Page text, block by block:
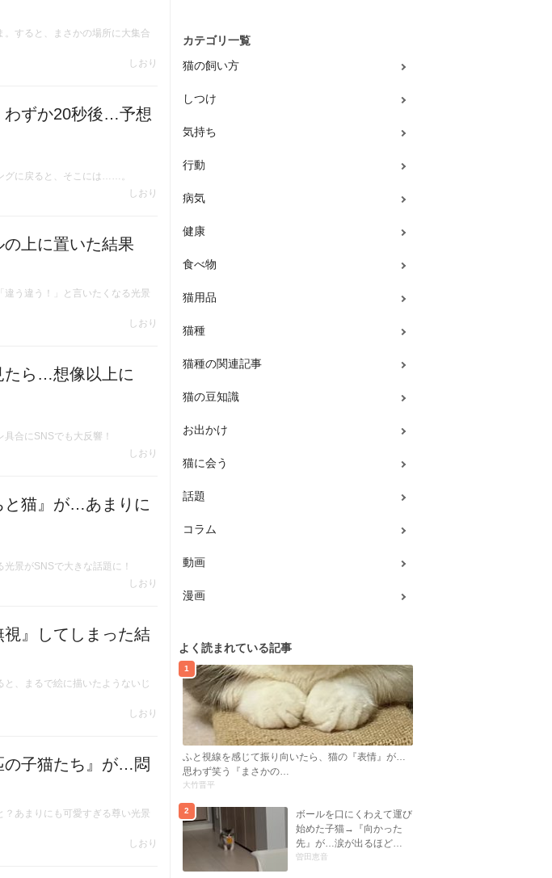
すると、まさかの場所に大集合
しおり
わずか20秒後…予想
グに戻ると、そこには……。
しおり
上に置いた結果
う違う！」と言いたくなる光景
しおり
たら…想像以上に
合にSNSでも大反響！
しおり
と猫』が…あまりに
景がSNSで大きな話題に！
しおり
』してしまった結
、まるで絵に描いたようないじ
しおり
の子猫たち』が…悶
あまりにも可愛すぎる尊い光景
しおり
カテゴリ一覧
猫の飼い方
しつけ
気持ち
行動
病気
健康
食べ物
猫用品
猫種
猫種の関連記事
猫の豆知識
お出かけ
猫に会う
話題
コラム
動画
漫画
よく読まれている記事
1
ふと視線を感じて振り向いたら、猫の『表情』が…
思わず笑う『まさかの…
大竹晋平
2
ボールを口にくわえて運び
始めた子猫→『向かった
先』が…涙が出るほど…
曽田恵音